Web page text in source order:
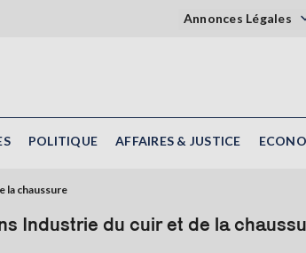
Annonces Légales
POLITIQUE AFFAIRES & JUSTICE
la chaussure
Industrie du cuir et de la